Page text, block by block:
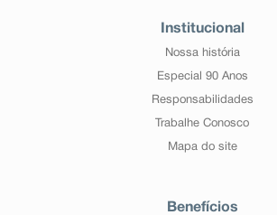
Institucional
Nossa história
Especial 90 Anos
Responsabilidades
Trabalhe Conosco
Mapa do site
Benefícios